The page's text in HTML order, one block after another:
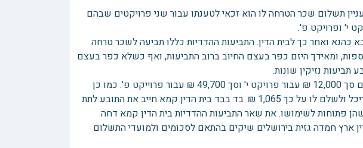
תשלום שכר הטרחה לו הוא זכאי לטענתו עבור שני פרויקטים שבהם
י' ופרויקט פ'.
כהנא ואחר כך לבית הדין. התביעות ההדדיות כללו תביעה לשכר טרחה
ומאידך היזם כפר בעצם החיוב ברוב התביעות, ואף כשלא כפר בעצם
נזיקין שונות.
בתאריך 08/2/24 בית הדין קמא חייב את היזם לשלם סך 12,000 ₪ עבור פרויקט י' וסך 49,700 ₪ עבור פרוייקט פ'. כמו כן
חייב את היזם להשתתף בהוצאות המשפט של האדריכל ולשלם לו על כך 1,065 ₪. בד בבד בית הדין קמא חייב את התובע לתת
פתוחות לשימושו. את שאר התביעות ההדדיות בית הדין קמא דחה.
ארץ חמדה גזית בירושלים שיקים בהתאם לסכומים ולמועדי התשלום